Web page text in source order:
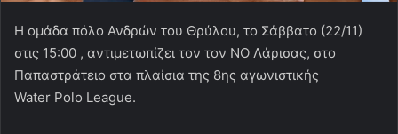
Η ομάδα πόλο Ανδρών του Θρύλου, το Σάββατο (22/11)
στις 15:00 , αντιμετωπίζει τον τον ΝΟ Λάρισας, στο
Παπαστράτειο στα πλαίσια της 8ης αγωνιστικής
Water Polo League.